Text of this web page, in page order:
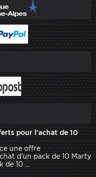
pour l'achat de 10
une offre
d'un pack de 10 Marty
de 10 ...